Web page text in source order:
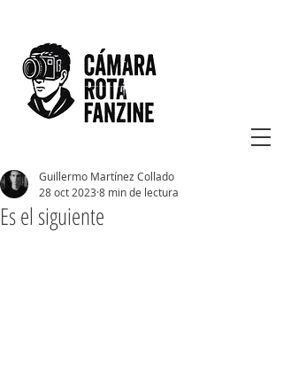
Es el siguiente
Guillermo Martínez Collado
28 oct 2023 8 min de lectura